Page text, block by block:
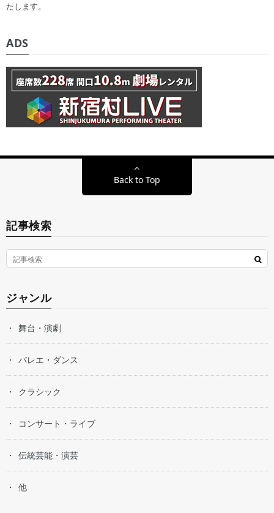
たします。
ADS
Back to Top
記事検索
ジャンル
舞台・演劇
バレエ・ダンス
クラシック
コンサート・ライブ
伝統芸能・演芸
他